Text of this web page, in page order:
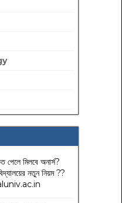
মিলবে অনার্স?
নতুন নিয়ম??